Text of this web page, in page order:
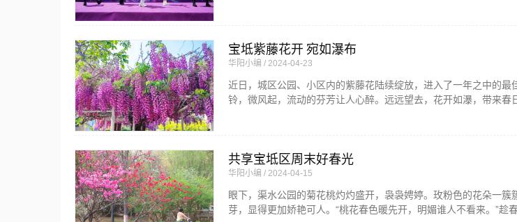
宝坻紫藤花开 宛如瀑布
华阳小编 2024-04-23
近日，城区公园、小区内的紫藤花陆续绽放，进入了一年之中的最
铃，微风起，流动的芬芳让人心醉。远远望去，花开如瀑，带来春
共享宝坻区周末好春光
华阳小编 2024-04-15
眼下，渠水公园的菊花桃灼灼盛开，袅袅娉婷。玫粉色的花朵一簇
芽，显得更加娇艳可人。“桃花春色暖先开，明媚谁人不看来。”趁